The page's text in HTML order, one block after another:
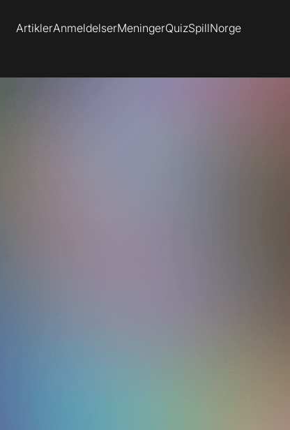
ArtiklerAnmeldelserMeningerQuizSpillNorge